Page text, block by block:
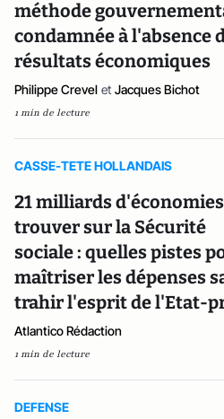
méthode
condamnée à l'absence
résultats économiques
Philippe Crevel et Jacques Bichot
1 min de lecture
CASSE-TETE HOLLANDAIS
21 milliards
trouver sur la Sécurité
sociale : quelles pistes
maîtriser les dépenses
trahir l'esprit de l'Etat-
Atlantico Rédaction
1 min de lecture
DEFENSE